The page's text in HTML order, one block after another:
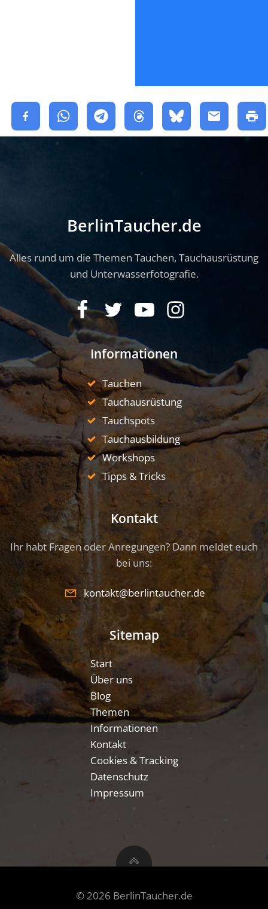
BerlinTaucher.de
Alles rund um die Themen Tauchen, Tauchausrüstung
und Unterwasserfotografie.
Informationen
Tauchen
Tauchausrüstung
Tauchspots
Tauchausbildung
Workshops
Tipps & Tricks
Kontakt
Ihr habt Fragen oder Anregungen? Dann meldet euch
bei uns:
kontakt@berlintaucher.de
Sitemap
Start
Über uns
Blog
Themen
Informationen
Kontakt
Cookies & Tracking
Datenschutz
Impressum
© 2026 BerlinTaucher.de